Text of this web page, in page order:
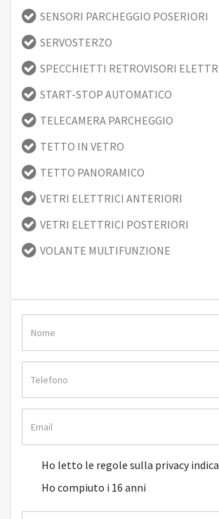
SENSORI PARCHEGGIO POSERIORI
SERVOSTERZO
SPECCHIETTI RETROVISORI
START-STOP AUTOMATICO
TELECAMERA PARCHEGGIO
TETTO IN VETRO
TETTO PANORAMICO
VETRI ELETTRICI ANTERIORI
VETRI ELETTRICI POSTERIORI
VOLANTE MULTIFUNZIONE
Ho letto le regole sulla privacy
Ho compiuto i 16 anni